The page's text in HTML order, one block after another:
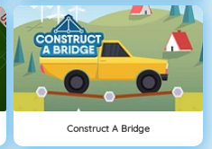
Construct A Bridge